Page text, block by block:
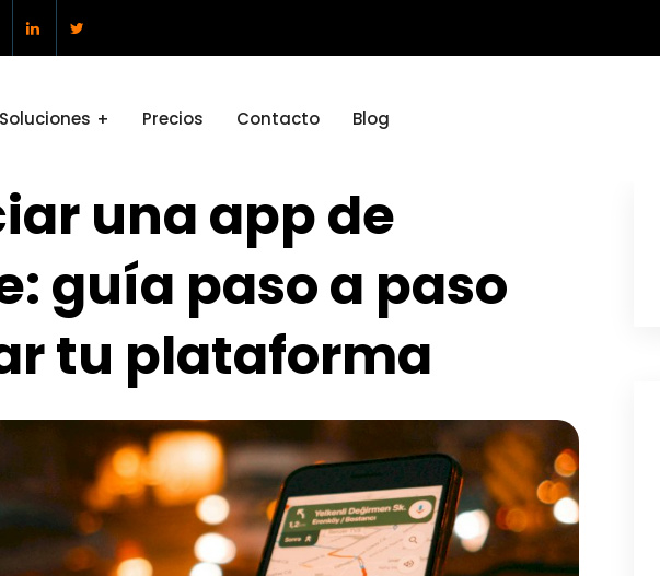
Soluciones Precios Contacto Blog
una app de
guía paso a paso
tu plataforma